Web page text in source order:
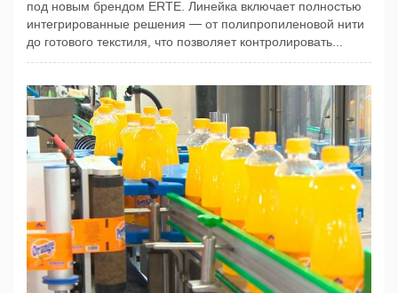
под новым брендом ERTE. Линейка включает полностью
интегрированные решения — от полипропиленовой нити
до готового текстиля, что позволяет контролировать...